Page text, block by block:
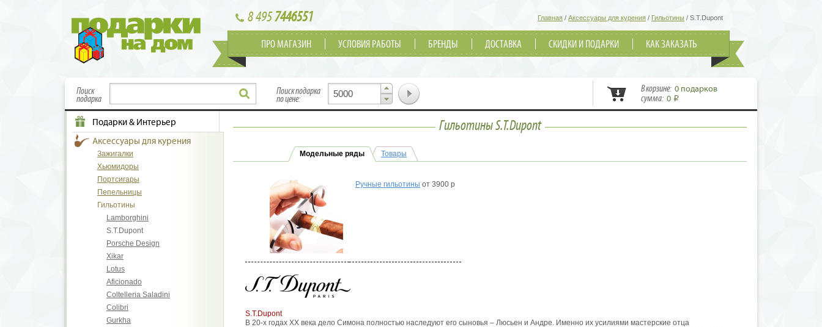
8 4957446551 Главная / Аксессуары для курения / Гильотины / S.T.Dupont
ПРО МАГАЗИН УСЛОВИЯ РАБОТЫ БРЕНДЫ ДОСТАВКА СКИДКИ И ПОДАРКИ КАК ЗАКАЗАТЬ
Поиск
подарка
Поиск подарка
по цене:
В корзине: 0 подарков
сумма: 0 i
Подарки & Интерьер
Аксессуары для курения
Зажигалки
Хьюмидоры
Портсигары
Пепельницы
Гильотины
Lamborghini
S.T.Dupont
Porsche Design
Xikar
Lotus
Aficionado
Coltelleria Saladini
Colibri
Gurkha
Гильотины S.T.Dupont
Модельные ряды Товары
Ручные гильотины от 3900 р
S.T.Dupont
В 20-х годах XX века дело Симона полностью наследуют его сыновья – Люсьен и Андре. Именно их усилиями мастерские отца